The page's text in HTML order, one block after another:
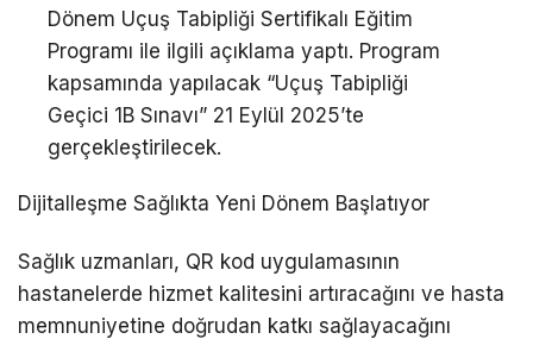
Dönem Uçuş Tabipliği Sertifikalı Eğitim
Programı ile ilgili açıklama yaptı. Program
kapsamında yapılacak “Uçuş Tabipliği
Geçici 1B Sınavı” 21 Eylül 2025’te
gerçekleştirilecek.
Dijitalleşme Sağlıkta Yeni Dönem Başlatıyor
Sağlık uzmanları, QR kod uygulamasının
hastanelerde hizmet kalitesini artıracağını ve hasta
memnuniyetine doğrudan katkı sağlayacağını